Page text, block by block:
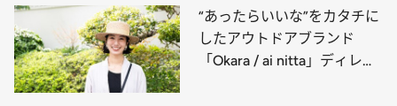
“あったらいいな”をカタチに
したアウトドアブランド
「Okara / ai nitta」ディレク